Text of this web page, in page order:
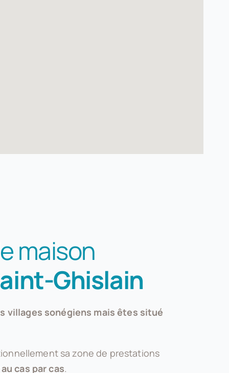
maison
Ghislain
villages sonégiens mais êtes situé
sa zone de prestations
cas par cas.